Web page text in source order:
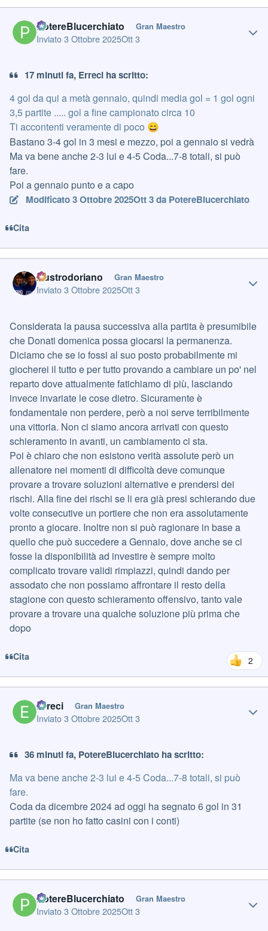
PotereBlucerchiato Gran Maestro
Inviato3 Ottobre 2025Ott 3
17 minuti fa, Erreci ha scritto:
4 gol da qui a metà gennaio, quindi media gol = 1 gol ogni
3,5 partite ..... gol a fine campionato circa 10
Ti accontenti veramente di poco 😄
Bastano 3-4 gol in 3 mesi e mezzo, poi a gennaio si vedrà
Ma va bene anche 2-3 lui e 4-5 Coda...7-8 totali, si può
fare.
Poi a gennaio punto e a capo
Modificato3 Ottobre 2025Ott 3da PotereBlucerchiato
Cita
Austrodoriano Gran Maestro
Inviato3 Ottobre 2025Ott 3
Considerata la pausa successiva alla partita è presumibile
che Donati domenica possa giocarsi la permanenza.
Diciamo che se io fossi al suo posto probabilmente mi
giocherei il tutto e per tutto provando a cambiare un po' nel
reparto dove attualmente fatichiamo di più, lasciando
invece invariate le cose dietro. Sicuramente è
fondamentale non perdere, però a noi serve terribilmente
una vittoria. Non ci siamo ancora arrivati con questo
schieramento in avanti, un cambiamento ci sta.
Poi è chiaro che non esistono verità assolute però un
allenatore nei momenti di difficoltà deve comunque
provare a trovare soluzioni alternative e prendersi dei
rischi. Alla fine dei rischi se li era già presi schierando due
volte consecutive un portiere che non era assolutamente
pronto a giocare. Inoltre non si può ragionare in base a
quello che può succedere a Gennaio, dove anche se ci
fosse la disponibilità ad investire è sempre molto
complicato trovare validi rimpiazzi, quindi dando per
assodato che non possiamo affrontare il resto della
stagione con questo schieramento offensivo, tanto vale
provare a trovare una qualche soluzione più prima che
dopo
Cita 2
Erreci Gran Maestro
Inviato3 Ottobre 2025Ott 3
36 minuti fa, PotereBlucerchiato ha scritto:
Ma va bene anche 2-3 lui e 4-5 Coda...7-8 totali, si può
fare.
Coda da dicembre 2024 ad oggi ha segnato 6 gol in 31
partite (se non ho fatto casini con i conti)
Cita
PotereBlucerchiato Gran Maestro
Inviato3 Ottobre 2025Ott 3